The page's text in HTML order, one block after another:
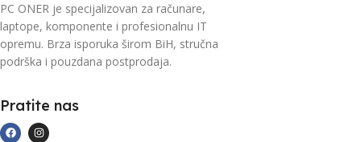
PC ONER je specijalizovan za računare,
laptope, komponente i profesionalnu IT
opremu. Brza isporuka širom BiH, stručna
podrška i pouzdana postprodaja.
Pratite nas